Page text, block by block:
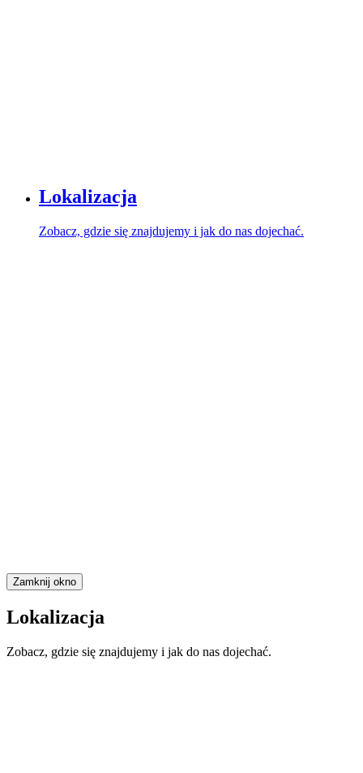
Lokalizacja
Zobacz, gdzie się znajdujemy i jak do nas dojechać.
Zamknij okno
Lokalizacja
Zobacz, gdzie się znajdujemy i jak do nas dojechać.